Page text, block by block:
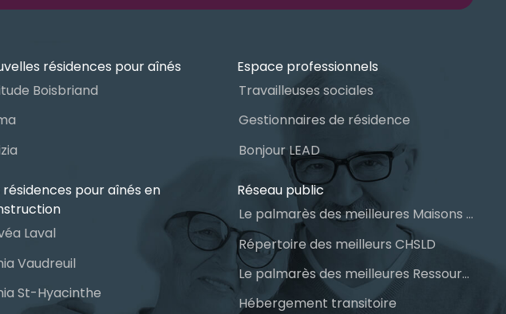
résidences pour aînés
Boisbriand
résidences pour aînés en
Laval
Vaudreuil
St-Hyacinthe
Espace professionnels
Travailleuses sociales
Gestionnaires de résidence
Bonjour LEAD
Réseau public
Le palmarès des meilleures Maisons des aînés du Québec
Répertoire des meilleurs CHSLD
Le palmarès des meilleures Ressources Intermédiaires (RI)
Hébergement transitoire